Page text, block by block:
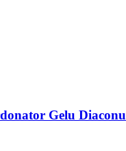
Gelu Diaconu